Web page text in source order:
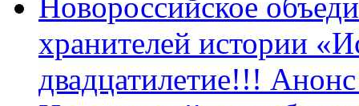
Новороссийское
хранителей истории
двадцатилетие!!!